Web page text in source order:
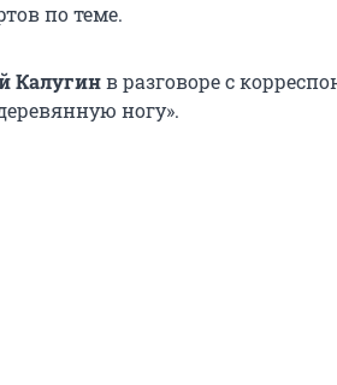
по теме.
Калугинв разговоре с
ногу».